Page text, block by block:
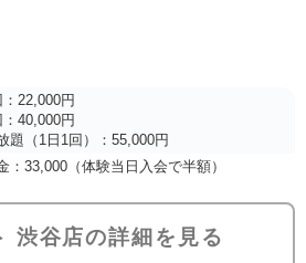
：22,000円
：40,000円
題（1日1回）：55,000円
：33,000（体験当日入会で半額）
渋谷店の詳細を見る